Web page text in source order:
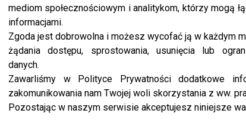
mediom społecznościowym i analitykom, którzy mogą
informacjami.
Zgoda jest dobrowolna i możesz wycofać ją w każdym
żądania dostępu, sprostowania, usunięcia lub
danych.
Zawarliśmy w Polityce Prywatności dodatkowe
zakomunikowania nam Twojej woli skorzystania z ww.
Pozostając w naszym serwisie akceptujesz niniejsze
Izabela Janachowska stworzyła
ognistą kolekcję ubrań – zobacz,
kto ją wspiera i jak się ubrały
gwiazdy na prezentacje
Honorata
odrzuceniu
Zostanie
PROGRAMU!